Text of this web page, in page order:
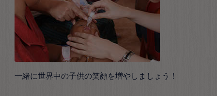
一緒に世界中の子供の笑顔を増やしましょう！